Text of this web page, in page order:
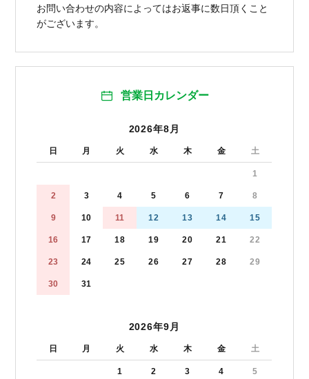
お問い合わせの内容によってはお返事に数日頂くこと
がございます。
営業日カレンダー
2026年8月
日 月 火 水 木 金 土
1
2 3 4 5 6 7 8
9 10 11 12 13 14 15
16 17 18 19 20 21 22
23 24 25 26 27 28 29
30 31
2026年9月
日 月 火 水 木 金 土
1 2 3 4 5